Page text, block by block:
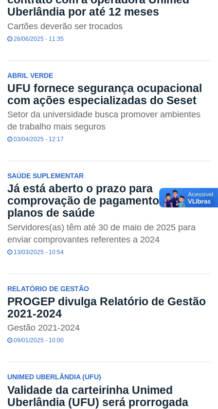
Uberlândia por até 12 meses
Cartões deverão ser trocados
26/06/2025 - 11:35
ABRIL VERDE
UFU fornece segurança ocupacional
com ações especializadas do Seset
Setor da universidade busca promover ambientes
de trabalho mais seguros
03/04/2025 - 12:17
SAÚDE SUPLEMENTAR
Já está aberto o prazo para
comprovação de pagamentos de
planos de saúde
Servidores(as) têm até 30 de maio de 2025 para
enviar comprovantes referentes a 2024
13/03/2025 - 10:54
RELATÓRIO DE GESTÃO
PROGEP divulga Relatório de Gestão
2021-2024
Gestão 2021-2024
09/01/2025 - 10:00
UNIMED UBERLÂNDIA (UFU)
Validade da carteirinha Unimed
Uberlândia (UFU) será prorrogada